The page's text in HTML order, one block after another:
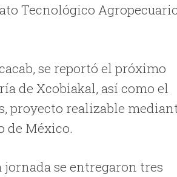
Tecnológico
se reportó el próximo
de Xcobiakal, así como el
proyecto realizable
de México.
se entregaron tres